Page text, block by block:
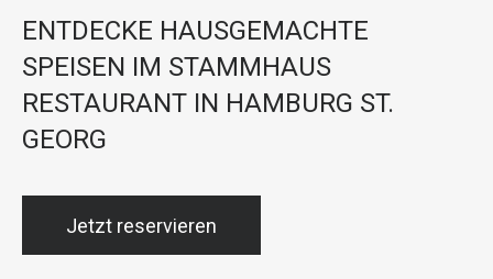
ENTDECKE HAUSGEMACHTE
SPEISEN IM STAMMHAUS
RESTAURANT IN HAMBURG ST.
GEORG
Jetzt reservieren